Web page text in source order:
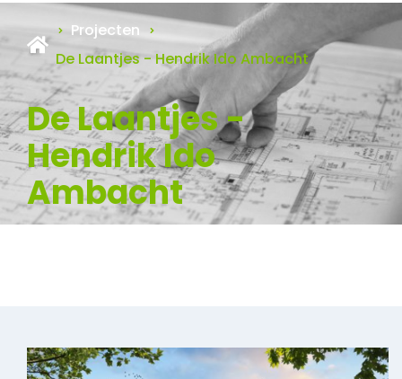
Projecten
De Laantjes - Hendrik Ido Ambacht
De Laantjes -
Hendrik Ido
Ambacht